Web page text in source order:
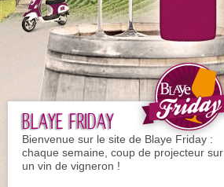
BLAYE FRIDAY
Bienvenue sur le site de Blaye Friday :
chaque semaine, coup de projecteur sur
un vin de vigneron !